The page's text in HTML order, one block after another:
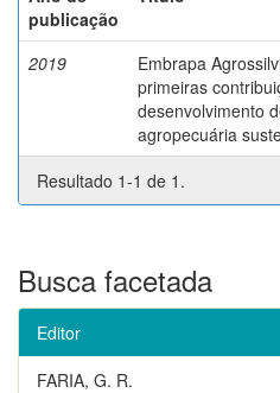
publicação
2019
Embrapa
primeiras
desenvolvimento
agropecuária
Resultado 1-1 de 1.
Busca facetada
Editor
FARIA, G. R.